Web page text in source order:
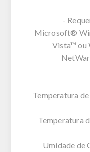
-
Microsoft®
Vista™ ou
Temperatura
Temperatura
Umidade de